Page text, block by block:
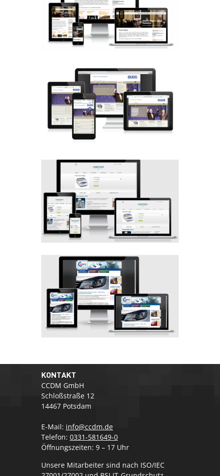
KONTAKT
CCDM GmbH
Schloßstraße 12
14467 Potsdam
E-Mail: info@ccdm.de
Telefon: 0331-581649-0
Öffnungszeiten: 9 – 17 Uhr
Unsere Mitarbeiter sind nach ISO/IEC